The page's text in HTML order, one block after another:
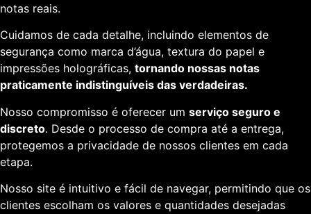
notas reais.
Cuidamos de cada detalhe, incluindo elementos de
segurança como marca d’água, textura do papel e
impressões holográficas, tornando nossas notas
praticamente indistinguíveis das verdadeiras.
Nosso compromisso é oferecer um serviço seguro e
discreto. Desde o processo de compra até a entrega,
protegemos a privacidade de nossos clientes em cada
etapa.
Nosso site é intuitivo e fácil de navegar, permitindo que os
clientes escolham os valores e quantidades desejadas